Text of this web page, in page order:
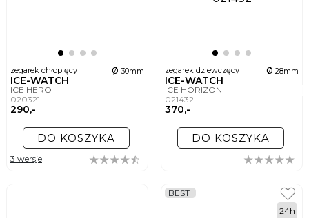
zegarek chłopięcy ø 30mm
ICE-WATCH
ICE HERO
020321
290,-
DO KOSZYKA
3 wersje
zegarek dziewczęcy ø 28mm
ICE-WATCH
ICE HORIZON
021432
370,-
DO KOSZYKA
BEST
24h